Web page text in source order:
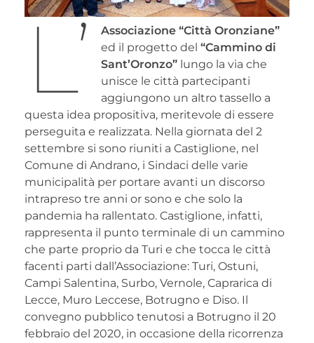
L’
Associazione “Città Oronziane”
ed il progetto del“Cammino di
Sant’Oronzo” lungo la via che
unisce le città partecipanti
aggiungono un altro tassello a
questa idea propositiva, meritevole di essere
perseguita e realizzata. Nella giornata del 2
settembre si sono riuniti a Castiglione, nel
Comune di Andrano, i Sindaci delle varie
municipalità per portare avanti un discorso
intrapreso tre anni or sono e che solo la
pandemia ha rallentato. Castiglione, infatti,
rappresenta il punto terminale di un cammino
che parte proprio da Turi e che tocca le città
facenti parti dall’Associazione: Turi, Ostuni,
Campi Salentina, Surbo, Vernole, Caprarica di
Lecce, Muro Leccese, Botrugno e Diso. Il
convegno pubblico tenutosi a Botrugno il 20
febbraio del 2020, in occasione della ricorrenza